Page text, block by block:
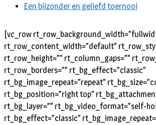
Een bijzonder en geliefd toernooi
[vc_row
rt_row_content_width=”default”
rt_row_height=”” rt_column_gaps=””
rt_row_borders=”” rt_bg_effect=”classic”
rt_bg_image_repeat=”repeat”
rt_bg_position=”right top”
rt_bg_layer=”” rt_bg_video_format=”self-
rt_bg_effect=”classic”